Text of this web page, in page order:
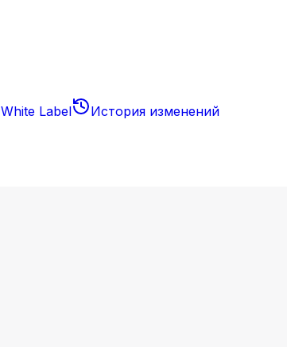
White Label
История изменений